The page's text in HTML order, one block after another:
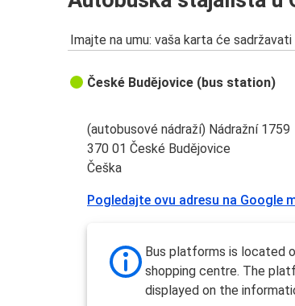
Imajte na umu: vaša karta će
České Budějovice (bus station)
(autobusové nádraží) Nádražní 1759
370 01 České Budějovice
Češka
Pogledajte ovu adresu na Google
Bus platforms is located
shopping centre. The
displayed on the